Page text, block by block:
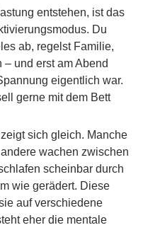
entstehen, ist das
Du
ab, regelst Familie,
– und erst am Abend
eigentlich war.
gerne mit dem Bett
sich gleich. Manche
wachen zwischen
scheinbar durch
wie gerädert. Diese
auf verschiedene
eher die mentale